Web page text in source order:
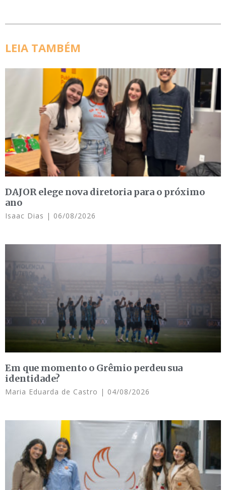
LEIA TAMBÉM
DAJOR elege nova diretoria para o próximo
ano
Isaac Dias 06/08/2026
Em que momento o Grêmio perdeu sua
identidade?
Maria Eduarda de Castro 04/08/2026